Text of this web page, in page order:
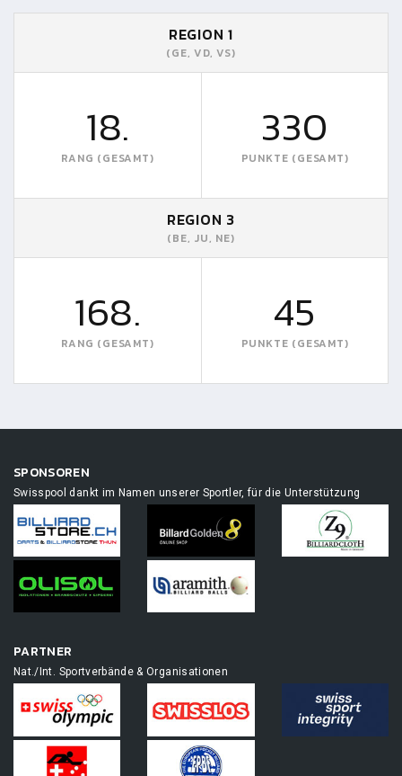
REGION 1
(GE, VD, VS)
18.
RANG (GESAMT)
330
PUNKTE (GESAMT)
REGION 3
(BE, JU, NE)
168.
RANG (GESAMT)
45
PUNKTE (GESAMT)
SPONSOREN
Swisspool dankt im Namen unserer Sportler, für die Unterstützung
PARTNER
Nat./Int. Sportverbände & Organisationen